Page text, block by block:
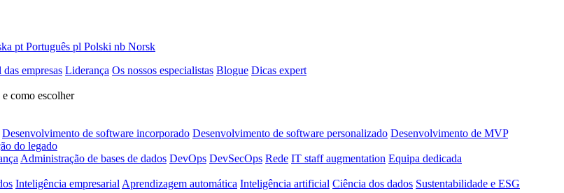
pt Português pl Polski nb Norsk
empresas Liderança Os nossos especialistas Blogue Dicas expert
como escolher
Desenvolvimento de software incorporado Desenvolvimento de software personalizado Desenvolvimento de MVP
do legado
Administração de bases de dados DevOps DevSecOps Rede IT staff augmentation Equipa dedicada
Inteligência empresarial Aprendizagem automática Inteligência artificial Ciência dos dados Sustentabilidade e ESG